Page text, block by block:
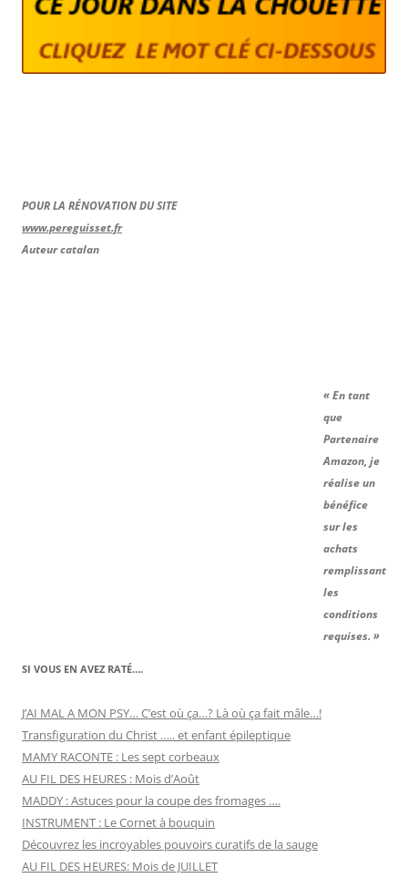
POUR LA RÉNOVATION DU SITE
www.pereguisset.fr
Auteur catalan
« En tant
que
Partenaire
Amazon, je
réalise un
bénéfice
sur les
achats
remplissant
les
conditions
requises. »
SI VOUS EN AVEZ RATÉ….
J’AI MAL A MON PSY… C’est où ça…? Là où ça fait mâle…!
Transfiguration du Christ ….. et enfant épileptique
MAMY RACONTE : Les sept corbeaux
AU FIL DES HEURES : Mois d’Août
MADDY : Astuces pour la coupe des fromages ….
INSTRUMENT : Le Cornet à bouquin
Découvrez les incroyables pouvoirs curatifs de la sauge
AU FIL DES HEURES: Mois de JUILLET